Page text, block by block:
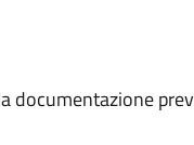
documentazione